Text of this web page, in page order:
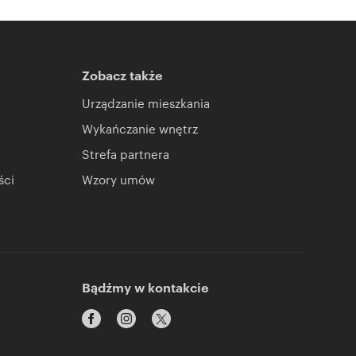
Zobacz także
Urządzanie mieszkania
Wykańczanie wnętrz
Strefa partnera
Wzory umów
Bądźmy w kontakcie